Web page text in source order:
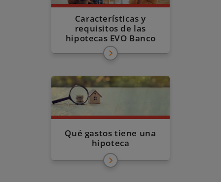
Características y
requisitos de las
hipotecas EVO Banco
Qué gastos tiene una
hipoteca